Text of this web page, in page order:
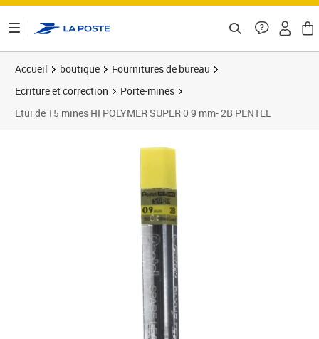
Accueil boutique
Fournitures de bureau
Ecriture et correction
Porte-mines
Etui de 15 mines HI POLYMER SUPER 0 9 mm- 2B PENTEL